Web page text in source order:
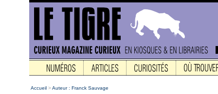
Accueil >Auteur : Franck Sauvage